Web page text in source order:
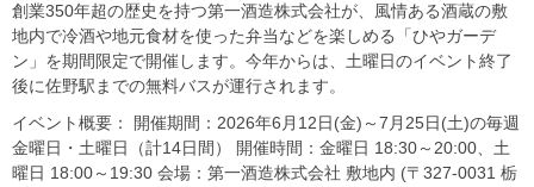
創業350年超の歴史を持つ第一酒造株式会社が、風情ある酒蔵の敷
地内で冷酒や地元食材を使った弁当などを楽しめる「ひやガーデ
ン」を期間限定で開催します。今年からは、土曜日のイベント終了
後に佐野駅までの無料バスが運行されます。
イベント概要： 開催期間：2026年6月12日(金)～7月25日(土)の毎週
金曜日・土曜日（計14日間） 開催時間：金曜日 18:30～20:00、土
曜日 18:00～19:30 会場：第一酒造株式会社 敷地内 (〒327-0031 栃